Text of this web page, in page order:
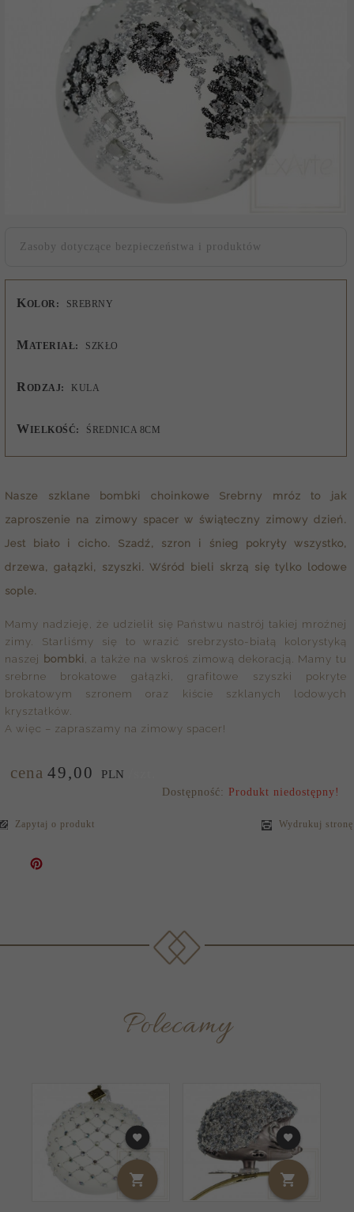
Zasoby dotyczące bezpieczeństwa i produktów
KOLOR: SREBRNY
MATERIAŁ: SZKŁO
R ODZAJ: KULA
W IELKOŚĆ: ŚREDNICA 8CM
Nasze szklane bombki choinkowe Srebrny mróz to jak
zaproszenie na zimowy spacer w świąteczny zimowy dzień.
Jest biało i cicho. Szadź, szron i śnieg pokryły wszystko,
drzewa, gałązki, szyszki. Wśród bieli skrzą się tylko lodowe
sople.
Mamy nadzieję, że udzielił się Państwu nastrój takiej mroźnej
zimy. Starliśmy się to wrazić srebrzysto-białą kolorystyką
naszej bombki , a także na wskroś zimową dekoracją. Mamy tu
srebrne brokatowe gałązki, grafitowe szyszki pokryte
brokatowym szronem oraz kiście szklanych lodowych
kryształków.
A więc – zapraszamy na zimowy spacer!
cena 49,00 PLN
Dostępność: Produkt niedostępny!
Zapytaj o produkt Wydrukuj stronę
Polecamy